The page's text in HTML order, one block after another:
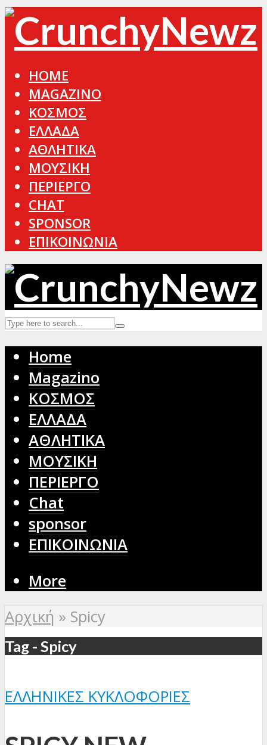
HOME
MAGAZINO
ΚΟΣΜΟΣ
ΕΛΛΑΔΑ
ΑΘΛΗΤΙΚΑ
ΜΟΥΣΙΚΗ
ΠΕΡΙΕΡΓΟ
CHAT
SPONSOR
ΕΠΙΚΟΙΝΩΝΙΑ
Home
Magazino
ΚΟΣΜΟΣ
ΕΛΛΑΔΑ
ΑΘΛΗΤΙΚΑ
ΜΟΥΣΙΚΗ
ΠΕΡΙΕΡΓΟ
Chat
sponsor
ΕΠΙΚΟΙΝΩΝΙΑ
More
Αρχική » Spicy
Tag - Spicy
ΕΛΛΗΝΙΚΈΣ ΚΥΚΛΟΦΟΡΊΕΣ